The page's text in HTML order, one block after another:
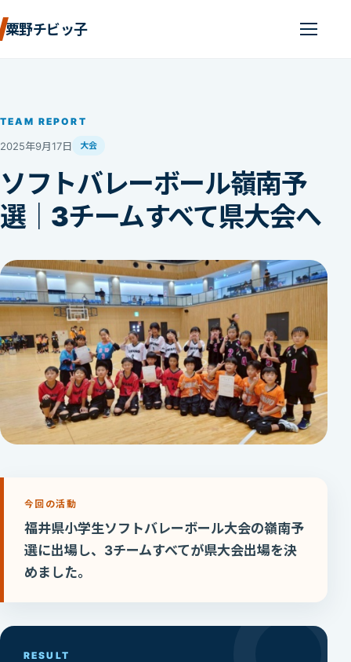
粟野チビッ子
TEAM REPORT
2025年9月17日 大会
ソフトバレーボール嶺南予
選｜3チームすべて県大会へ
今回の活動
福井県小学生ソフトバレーボール大会の嶺南予
選に出場し、3チームすべてが県大会出場を決
めました。
RESULT